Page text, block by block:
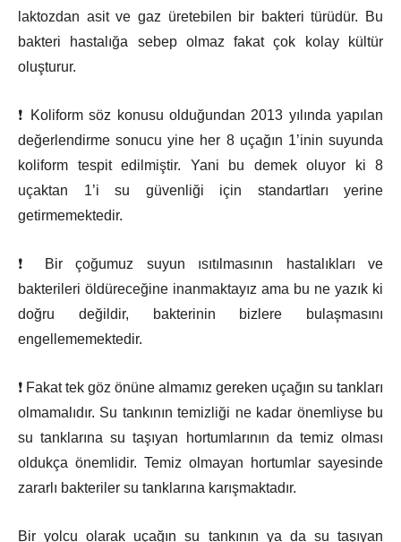
laktozdan asit ve gaz üretebilen bir bakteri türüdür. Bu
bakteri hastalığa sebep olmaz fakat çok kolay kültür
oluşturur.
❗ Koliform söz konusu olduğundan 2013 yılında yapılan
değerlendirme sonucu yine her 8 uçağın 1’inin suyunda
koliform tespit edilmiştir. Yani bu demek oluyor ki 8
uçaktan 1’i su güvenliği için standartları yerine
getirmemektedir.
❗ Bir çoğumuz suyun ısıtılmasının hastalıkları ve
bakterileri öldüreceğine inanmaktayız ama bu ne yazık ki
doğru değildir, bakterinin bizlere bulaşmasını
engellememektedir.
❗ Fakat tek göz önüne almamız gereken uçağın su tankları
olmamalıdır. Su tankının temizliği ne kadar önemliyse bu
su tanklarına su taşıyan hortumlarının da temiz olması
oldukça önemlidir. Temiz olmayan hortumlar sayesinde
zararlı bakteriler su tanklarına karışmaktadır.
Bir yolcu olarak uçağın su tankının ya da su taşıyan